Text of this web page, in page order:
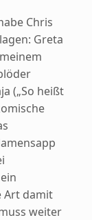
Chris
Greta
(„So heißt
Art damit
weiter